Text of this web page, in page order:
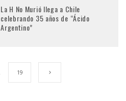
La H No Murió llega a Chile
celebrando 35 años de “Ácido
Argentino”
19